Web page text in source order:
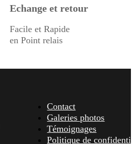
Echange et retour
Facile et Rapide
en Point relais
Contact
Galeries photos
Témoignages
Politique de